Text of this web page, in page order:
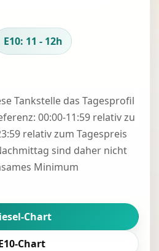
E10: 11 - 12h
Tankstelle das Tagesprofil
00:00-11:59 relativ zu
relativ zum Tagespreis
sind daher nicht
Minimum
Chart
Chart